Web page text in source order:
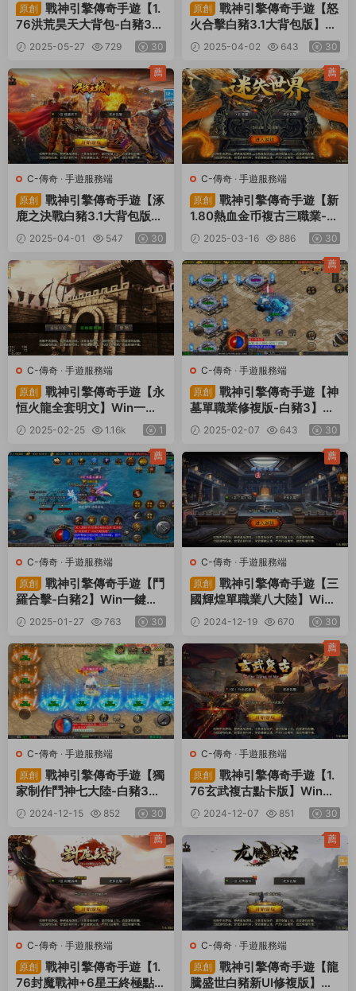
原創
戰神引擎傳奇手遊【1.
76洪荒昊天大背包-白豬3】
Win一鍵服務端+安卓蘋果雙
端+GM授權物品後台+視頻
架設教程
2025-05-27 729 30
原創
戰神引擎傳奇手遊【怒
火合擊白豬3.1大背包版】Wi
n一鍵服務端+安卓蘋果雙端
+GM授權物品後台+視頻架
設教程
2025-04-02 643 30
C-傳奇 · 手遊服務端
原創
戰神引擎傳奇手遊【涿
鹿之決戰白豬3.1大背包版】
Win一鍵服務端+安卓蘋果雙
端+GM授權物品後台+視頻
架設教程
2025-04-01 547 30
薦
C-傳奇 · 手遊服務端
原創
戰神引擎傳奇手遊【新
1.80熱血金币複古三職業-白
豬3】Win一鍵服務端+安卓
蘋果雙端+GM授權物品後台
+視頻架設教程
2025-03-16 886 30
薦
C-傳奇 · 手遊服務端
原創
戰神引擎傳奇手遊【永
恒火龍全套明文】Win一鍵
服務端+安卓蘋果雙端+GM
授權物品後台+視頻架設教
程
2025-02-25 1.16k 1
C-傳奇 · 手遊服務端
原創
戰神引擎傳奇手遊【神
墓單職業修複版-白豬3】Wi
n一鍵服務端+GM授權物品
後台+安卓蘋果雙端+視頻架
設教程
2025-02-07 643 30
薦
C-傳奇 · 手遊服務端
原創
戰神引擎傳奇手遊【鬥
羅合擊-白豬2】Win一鍵服
務端+安卓蘋果雙端+GM授
權物品後台+視頻架設教程
2025-01-27 763 30
薦
C-傳奇 · 手遊服務端
原創
戰神引擎傳奇手遊【三
國輝煌單職業八大陸】Win
一鍵服務端+安卓蘋果雙端+
GM授權物品後台+視頻架設
教程
2024-12-19 670 30
薦
C-傳奇 · 手遊服務端
原創
戰神引擎傳奇手遊【獨
家制作鬥神七大陸-白豬3】
Win一鍵服務端+安卓蘋果雙
端+GM授權物品後台+視頻
架設教程
2024-12-15 852 30
C-傳奇 · 手遊服務端
原創
戰神引擎傳奇手遊【1.
76玄武複古點卡版】Win一
鍵服務端+安卓蘋果雙端+G
M授權物品後台+視頻架設教
程
2024-12-07 851 30
薦
C-傳奇 · 手遊服務端
原創
戰神引擎傳奇手遊【1.
76封魔戰神+6星王終極點卡
薦
C-傳奇 · 手遊服務端
原創
戰神引擎傳奇手遊【龍
騰盛世白豬新UI修複版】Wi
薦